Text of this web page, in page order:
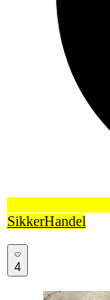
SikkerHandel
4